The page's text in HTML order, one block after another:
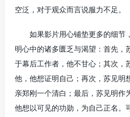
空泛，对于观众而言说服力不足。
如果影片用心铺垫更多的细节
明心中的诸多匮乏与渴望：首先，
于幕后工作者，他不甘心；其次，
他，他想证明自己；再次，苏见明
亲郑刚一个清白；最后，苏见明作
他想以可见的功勋，为自己正名。